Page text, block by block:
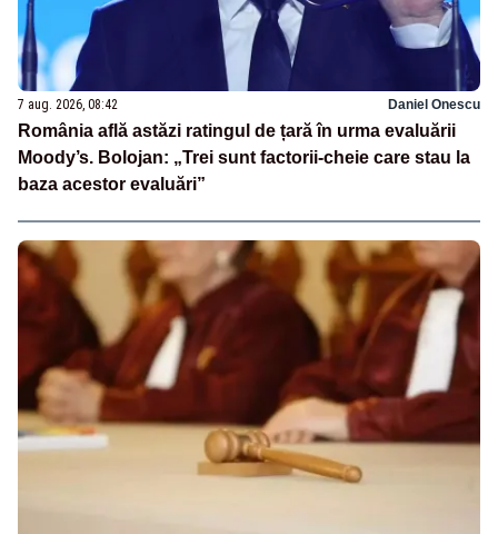
7 aug. 2026, 08:42 Daniel Onescu
România află astăzi ratingul de țară în urma evaluării
Moody’s. Bolojan: „Trei sunt factorii-cheie care stau la
baza acestor evaluări”